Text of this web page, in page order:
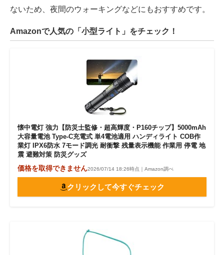
ないため、夜間のウォーキングなどにもおすすめです。
Amazonで人気の「小型ライト」をチェック！
懐中電灯 強力【防災士監修・超高輝度・P160チップ】5000mAh
大容量電池 Type-C充電式 単4電池適用 ハンディライト COB作
業灯 IPX6防水 7モード調光 耐衝撃 残量表示機能 作業用 停電 地
震 避難対策 防災グッズ
価格を取得できません2026/07/14 18:26時点｜Amazon調べ
クリックして今すぐチェック